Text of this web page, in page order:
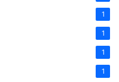
1
1
1
1